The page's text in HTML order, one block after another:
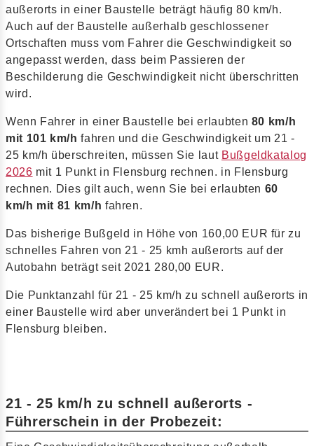
außerorts in einer Baustelle beträgt häufig 80 km/h.
Auch auf der Baustelle außerhalb geschlossener
Ortschaften muss vom Fahrer die Geschwindigkeit so
angepasst werden, dass beim Passieren der
Beschilderung die Geschwindigkeit nicht überschritten
wird.
Wenn Fahrer in einer Baustelle bei erlaubten 80 km/h
mit 101 km/h fahren und die Geschwindigkeit um 21 -
25 km/h überschreiten, müssen Sie laut Bußgeldkatalog
2026 mit 1 Punkt in Flensburg rechnen. in Flensburg
rechnen. Dies gilt auch, wenn Sie bei erlaubten 60
km/h mit 81 km/h fahren.
Das bisherige Bußgeld in Höhe von 160,00 EUR für zu
schnelles Fahren von 21 - 25 kmh außerorts auf der
Autobahn beträgt seit 2021 280,00 EUR.
Die Punktanzahl für 21 - 25 km/h zu schnell außerorts in
einer Baustelle wird aber unverändert bei 1 Punkt in
Flensburg bleiben.
21 - 25 km/h zu schnell außerorts -
Führerschein in der Probezeit: